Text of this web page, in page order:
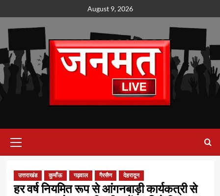
to
content
August 9, 2026
Menu
उत्तराखंड कुमाँऊ गढ़वाल गैरसैण देहरादून
हर वर्ष नियमित रूप से आंगनबाड़ी कार्यकत्री से